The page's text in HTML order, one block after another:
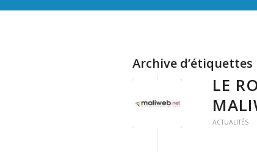
Archive d’étiquettes
LE
ACTUALITÉS